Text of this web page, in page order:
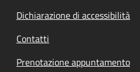
Dichiarazione di accessibilità
Contatti
Prenotazione appuntamento